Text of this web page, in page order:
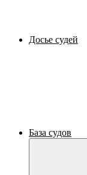
Досье судей
База судов